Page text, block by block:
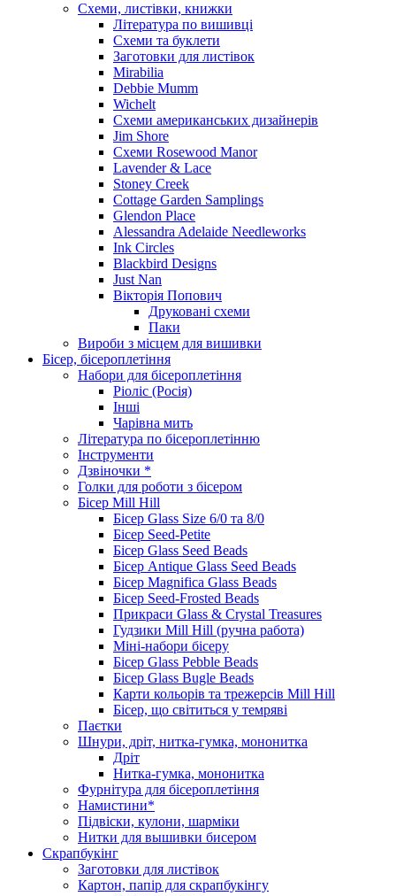
Схеми, листівки, книжки
Література по вишивці
Схеми та буклети
Заготовки для листівок
Mirabilia
Debbie Mumm
Wichelt
Схеми американських дизайнерів
Jim Shore
Cхеми Rosewood Manor
Lavender & Lace
Stoney Creek
Cottage Garden Samplings
Glendon Place
Alessandra Adelaide Needleworks
Ink Circles
Blackbird Designs
Just Nan
Вікторія Попович
Друковані схеми
Паки
Вироби з місцем для вишивки
Бісер, бісероплетіння
Набори для бісероплетіння
Ріоліс (Росія)
Інші
Чарівна мить
Література по бісероплетінню
Інструменти
Дзвіночки *
Голки для роботи з бісером
Бісер Mill Hill
Бісер Glass Size 6/0 та 8/0
Бісер Seed-Petite
Бісер Glass Seed Beads
Бісер Antique Glass Seed Beads
Бісер Magnifica Glass Beads
Бісер Seed-Frosted Beads
Прикраси Glass & Crystal Treasures
Гудзики Mill Hill (ручна работа)
Міні-набори бісеру
Бісер Glass Pebble Beads
Бісер Glass Bugle Beads
Карти кольорів та трежерсів Mill Hill
Бісер, що світиться у темряві
Паєтки
Шнури, дріт, нитка-гумка, мононитка
Дріт
Нитка-гумка, мононитка
Фурнітура для бісероплетіння
Намистини*
Підвіски, кулони, шарміки
Нитки для вышивки бисером
Скрапбукінг
Заготовки для листівок
Картон, папір для скрапбукінгу